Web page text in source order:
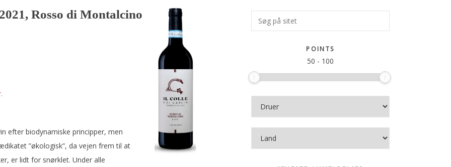
Rosso di Montalcino
efter biodynamiske principper, men
”økologisk”, da vejen frem til at
er lidt for snørklet. Under alle
Primær
Sidebar
Søg
på
POINTS
50 - 100